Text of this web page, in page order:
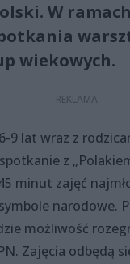
W
wiekowych.
9 lat wraz z
z
minut zajęć
narodowe.
możliwość
Zajęcia odbędą